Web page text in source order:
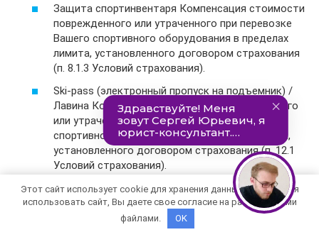
Защита спортинвентаря Компенсация стоимости
поврежденного или утраченного при перевозке
Вашего спортивного оборудования в пределах
лимита, установленного договором страхования
(п. 8.1.3 Условий страхования).
Ski-pass (электронный пропуск на подъемник) /
Лавина Компенсация стоимости поврежденного
или утраченного при перевозке Вашего
спортивного оборудования в пределах лимита,
установленного договором страхования (п. 12.1
Условий страхования).
Пакет «Защита багажа»
Утрата багажа Возмещение расходов в пределах
Этот сайт использует cookie для хранения данных. Продолжая
использовать сайт, Вы даете свое согласие на работу с этими
файлами.
OK